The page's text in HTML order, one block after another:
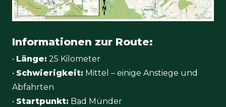
Informationen zur Route:
• Länge: 25 Kilometer
• Schwierigkeit: Mittel – einige Anstiege und
Abfahrten
• Startpunkt: Bad Münder